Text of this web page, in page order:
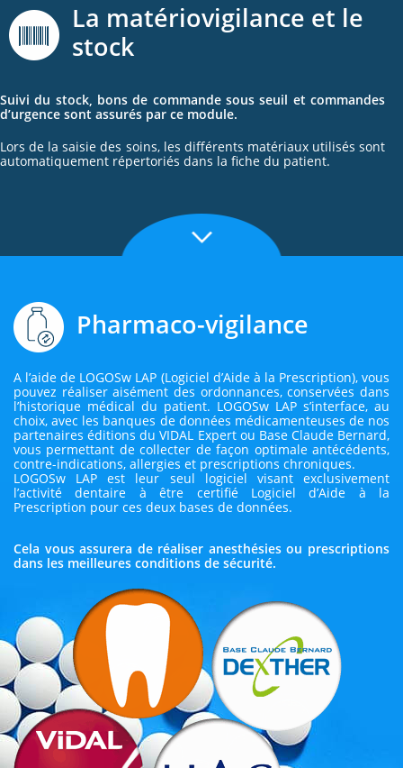
La matériovigilance et le
stock
Suivi du stock, bons de commande sous seuil et commandes
d’urgence sont assurés par ce module.
Lors de la saisie des soins, les différents matériaux utilisés sont
automatiquement répertoriés dans la fiche du patient.
Pharmaco-vigilance
A l’aide de LOGOSw LAP (Logiciel d’Aide à la Prescription), vous
pouvez réaliser aisément des ordonnances, conservées dans
l’historique médical du patient. LOGOSw LAP s’interface, au
choix, avec les banques de données médicamenteuses de nos
partenaires éditions du VIDAL Expert ou Base Claude Bernard,
vous permettant de collecter de façon optimale antécédents,
contre-indications, allergies et prescriptions chroniques.
LOGOSw LAP est leur seul logiciel visant exclusivement
l’activité dentaire à être certifié Logiciel d’Aide à la
Prescription pour ces deux bases de données.
Cela vous assurera de réaliser anesthésies ou prescriptions
dans les meilleures conditions de sécurité.